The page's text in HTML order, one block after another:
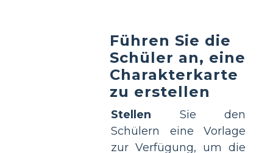
Führen Sie die
Schüler an, eine
Charakterkarte
zu erstellen
Stellen Sie den
Schülern eine Vorlage
zur Verfügung, um die